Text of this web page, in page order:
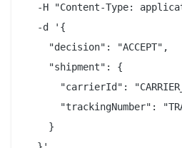
-H "Content-Type:
  -d '{
    "decision": "ACCEPT",
    "shipment": {
"carrierId":
"trackingNumber":
    }